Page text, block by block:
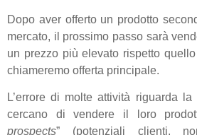
Dopo aver offerto un prodotto
mercato, il prossimo passo sarà
un prezzo più elevato rispetto
chiameremo offerta principale.
L’errore di molte attività riguarda
cercano di vendere il loro
prospects” (potenziali clienti,